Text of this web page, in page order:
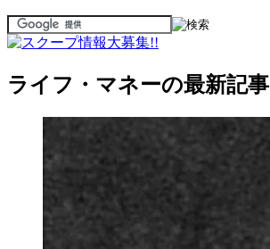
ライフ・マネーの最新記事